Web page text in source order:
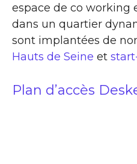
espace de co working
dans un quartier
sont implantées de
Hauts de Seine et
Plan d’accès